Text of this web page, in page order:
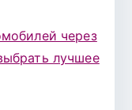
через
лучшее